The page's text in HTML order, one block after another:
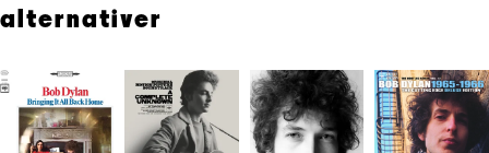
alternativer